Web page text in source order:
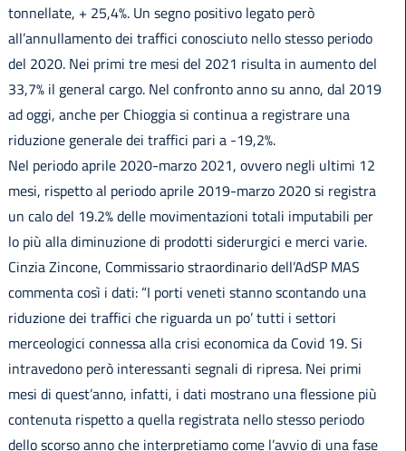
tonnellate, + 25,4%. Un segno positivo legato però
all’annullamento dei traffici conosciuto nello stesso periodo
del 2020. Nei primi tre mesi del 2021 risulta in aumento del
33,7% il general cargo. Nel confronto anno su anno, dal 2019
ad oggi, anche per Chioggia si continua a registrare una
riduzione generale dei traffici pari a -19,2%.
Nel periodo aprile 2020-marzo 2021, ovvero negli ultimi 12
mesi, rispetto al periodo aprile 2019-marzo 2020 si registra
un calo del 19.2% delle movimentazioni totali imputabili per
lo più alla diminuzione di prodotti siderurgici e merci varie.
Cinzia Zincone, Commissario straordinario dell’AdSP MAS
commenta così i dati: “I porti veneti stanno scontando una
riduzione dei traffici che riguarda un po’ tutti i settori
merceologici connessa alla crisi economica da Covid 19. Si
intravedono però interessanti segnali di ripresa. Nei primi
mesi di quest’anno, infatti, i dati mostrano una flessione più
contenuta rispetto a quella registrata nello stesso periodo
dello scorso anno che interpretiamo come l’avvio di una fase